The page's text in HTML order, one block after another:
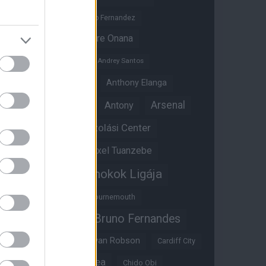
Alvaro Fernandez
Amad Diallo
Andre Onana
Andreas Pereira
Andrey Santos
Anthony Elanga
Anthony Martial Antony Arsenal
Aston Villa Átigazolási Center
Átigazolások Axel Tuanzebe
Ayden Heaven Bajnokok Ligája
Benjamin Sesko Bournemouth
Bruno Fernandes
Bryan Mbeumo Bryan Robson Cardiff City
Casemiro Chelsea Chido Obi